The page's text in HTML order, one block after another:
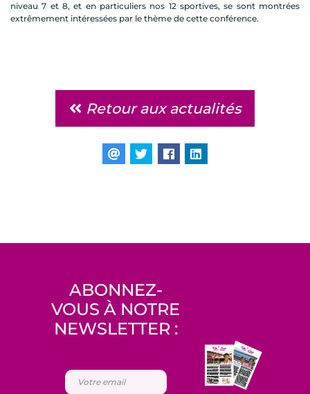
niveau 7 et 8, et en particuliers nos 12 sportives, se sont montrées
extrêmement intéressées par le thème de cette conférence.
Retour aux actualités
ABONNEZ-
VOUS À NOTRE
NEWSLETTER :